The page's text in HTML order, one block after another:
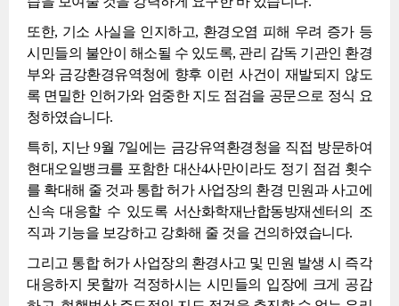
또한, 기소 사실을 인지하고, 환경오염 피해 우려 증가 등
시민들의 불안이 해소될 수 있도록, 관리 감독 기관인 환경
부와 금강환경유역청에 향후 이런 사건이 재발되지 않도
록 면밀한 인허가와 엄중한 지도 점검을 공문으로 정식 요
청하였습니다.
특히, 지난 9월 7일에는 금강유역환경청을 직접 방문하여
현대오일뱅크를 포함한 대산4사만이라도 정기 점검 횟수
를 확대해 줄 것과 통합 허가 사업장의 환경 민원과 사고에
신속 대응할 수 있도록 서산화학재난합동방재센터의 조
직과 기능을 보강하고 강화해 줄 것을 건의하였습니다.
그리고 통합 허가 사업장의 환경사고 및 민원 발생 시 즉각
대응하지 못할까 걱정하시는 시민들의 입장에 크게 공감